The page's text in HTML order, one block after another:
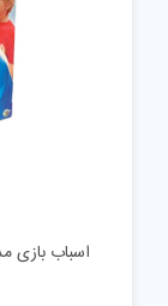
اسباب بازی